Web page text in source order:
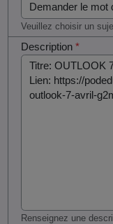
Veuillez choisir un
Description*
Renseignez une